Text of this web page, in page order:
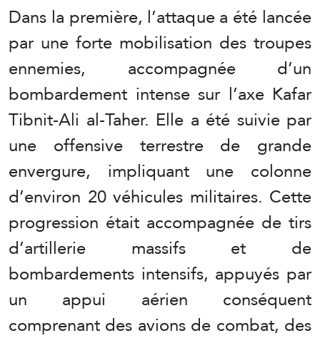
Dans la première, l’attaque a été lancée
par une forte mobilisation des troupes
ennemies, accompagnée d’un
bombardement intense sur l’axe Kafar
Tibnit-Ali al-Taher. Elle a été suivie par
une offensive terrestre de grande
envergure, impliquant une colonne
d’environ 20 véhicules militaires. Cette
progression était accompagnée de tirs
d’artillerie massifs et de
bombardements intensifs, appuyés par
un appui aérien conséquent
comprenant des avions de combat, des